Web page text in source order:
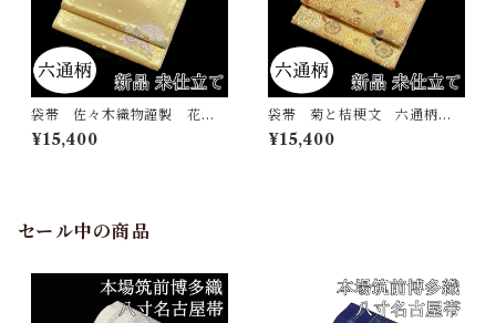
袋帯 佐々木織物謹製 花百
扇 六通柄 西陣 正絹 日
本製 未仕立て
¥15,400
袋帯 菊と桔梗文 六通柄
西陣 正絹 日本製 未仕立
て 横段 菊 五瓜に桔梗
¥15,400
セール中の商品